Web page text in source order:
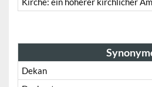
Dekan